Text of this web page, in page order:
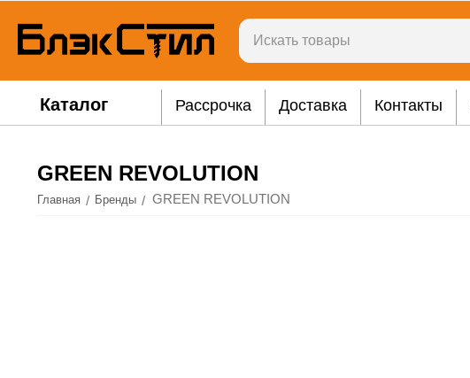
Каталог Рассрочка Доставка Контакты
GREEN REVOLUTION
Главная / Бренды / GREEN REVOLUTION